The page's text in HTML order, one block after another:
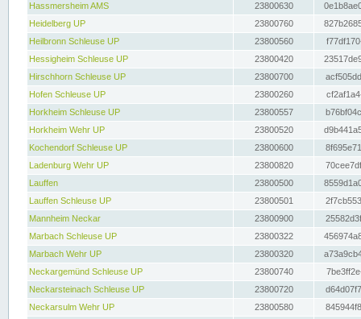
Hassmersheim AMS
23800630
Heidelberg UP
23800760
Heilbronn Schleuse UP
23800560
Hessigheim Schleuse UP
23800420
Hirschhorn Schleuse UP
23800700
Hofen Schleuse UP
23800260
Horkheim Schleuse UP
23800557
Horkheim Wehr UP
23800520
Kochendorf Schleuse UP
23800600
Ladenburg Wehr UP
23800820
Lauffen
23800500
Lauffen Schleuse UP
23800501
Mannheim Neckar
23800900
Marbach Schleuse UP
23800322
Marbach Wehr UP
23800320
Neckargemünd Schleuse UP
23800740
Neckarsteinach Schleuse UP
23800720
Neckarsulm Wehr UP
23800580